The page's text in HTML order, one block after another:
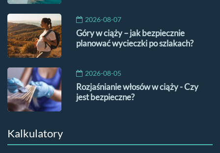
2026-08-07
Góry w ciąży – jak bezpiecznie
planować wycieczki po szlakach?
2026-08-05
Rozjaśnianie włosów w ciąży - Czy
jest bezpieczne?
Kalkulatory